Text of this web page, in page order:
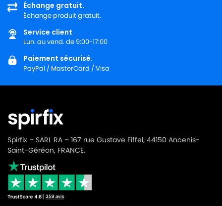
Échange gratuit.
Échange produit gratuit.
Service client
Lun. au vend. de 9:00-17:00
Paiement sécurisé.
PayPal / MasterCard / Visa
Spirfix – SARL RA – 167 rue Gustave Eiffel, 44150 Ancenis-
Saint-Géréon, FRANCE.